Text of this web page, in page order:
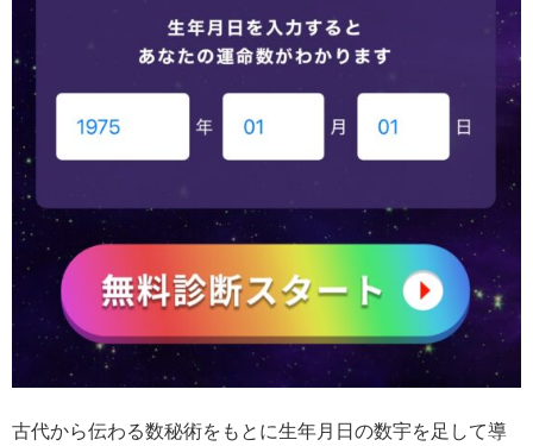
古代から伝わる数秘術をもとに生年月日の数宇を足して導